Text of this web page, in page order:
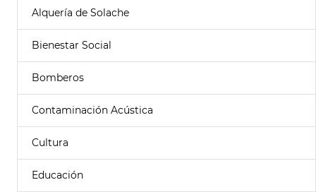
Alquería de Solache
Bienestar Social
Bomberos
Contaminación Acústica
Cultura
Educación